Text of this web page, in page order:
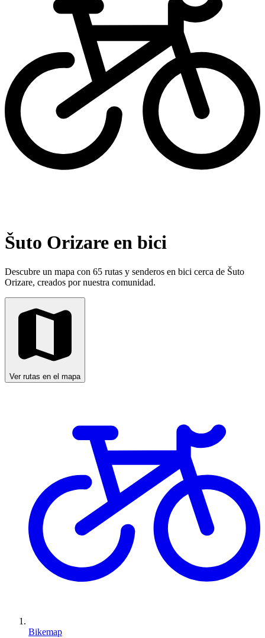
Šuto Orizare en bici
Descubre un mapa con 65 rutas y senderos en bici cerca de Šuto
Orizare, creados por nuestra comunidad.
Ver rutas en el mapa
Bikemap